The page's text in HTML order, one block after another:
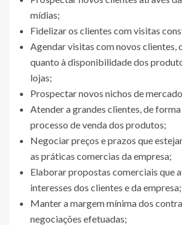
mídias;
Fidelizar os clientes com visitas
Agendar visitas com novos clientes,
quanto à disponibilidade dos
lojas;
Prospectar novos nichos de
Atender a grandes clientes, de
processo de venda dos produtos;
Negociar preços e prazos que
as práticas comercias da empresa;
Elaborar propostas comerciais que
interesses dos clientes e da empresa;
Manter a margem mínima dos
negociações efetuadas;